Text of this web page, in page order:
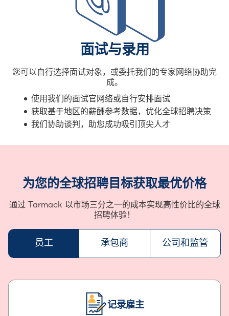
面试与录用
您可以自行选择面试对象，或委托我们的专家网络协助完
成。
使用我们的面试官网络或自行安排面试
获取基于地区的薪酬参考数据，优化全球招聘决策
我们协助谈判，助您成功吸引顶尖人才
为您的全球招聘目标获取最优价格
通过 Tarmack 以市场三分之一的成本实现高性价比的全球
招聘体验！
员工 承包商 公司和监管
记录雇主